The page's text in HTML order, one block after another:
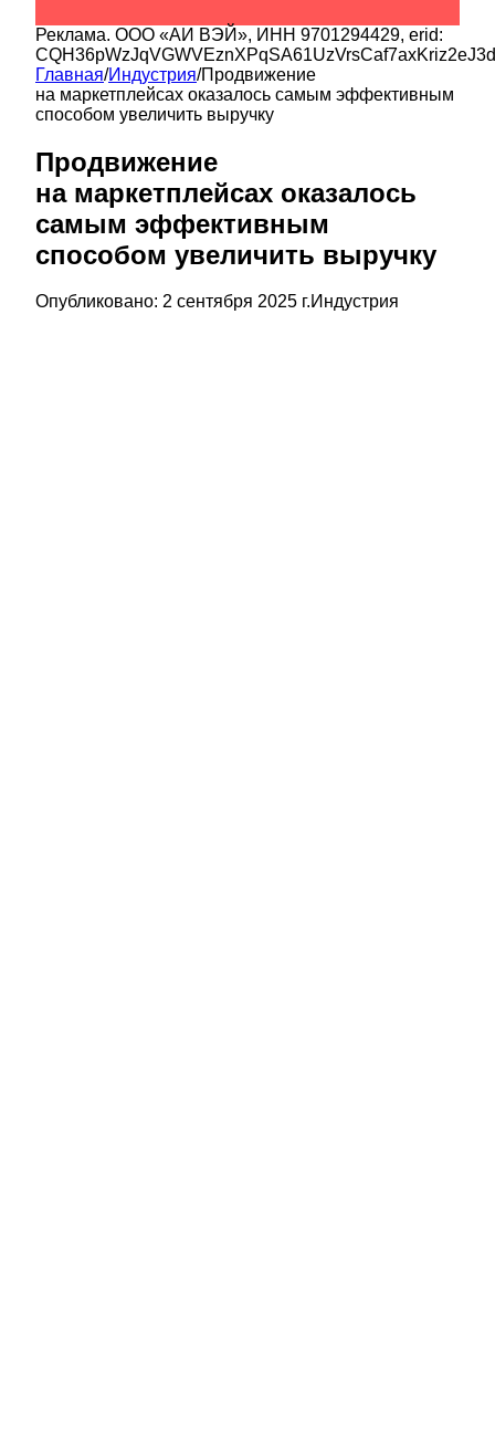
Реклама. ООО «АИ ВЭЙ», ИНН 9701294429, erid:
Главная/Индустрия/Продвижение
на маркетплейсах оказалось самым эффективным
способом увеличить выручку
Продвижение
на маркетплейсах оказалось
самым эффективным
способом увеличить выручку
Опубликовано: 2 сентября 2025 г.Индустрия